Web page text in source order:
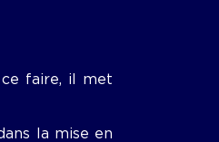
faire, il met
la mise en